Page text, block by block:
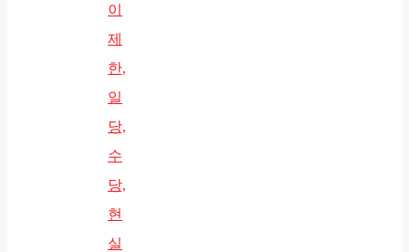
이
제
한,
일
당,
수
당,
현
실